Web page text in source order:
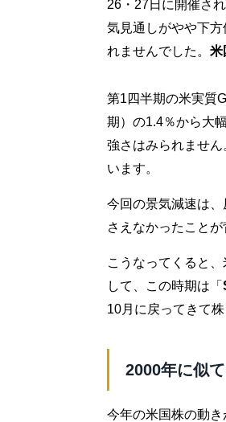
26・27日に開催さ
気見通しがやや下
れませんでした。 米
第1四半期の米実質
期）の1.4％から大
強さはみられません
います。
今回の景気減速は
さえなかったことが
こうなってくると
して、この時期は「
10月に戻ってきて
2000年に似
今年の米国株の動き